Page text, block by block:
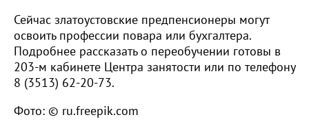
Сейчас златоустовские предпенсионеры могут
освоить профессии повара или бухгалтера.
Подробнее рассказать о переобучении готовы в
203-м кабинете Центра занятости или по телефону
8 (3513) 62-20-73.
Фото: © ru.freepik.com